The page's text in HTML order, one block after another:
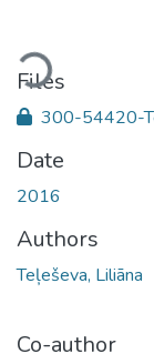
Files
300-54420-
Date
2016
Authors
Teļeševa, Liliāna
Co-author